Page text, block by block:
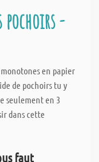
pochoirs -
en papier
de pochoirs tu y
seulement en 3
dans cette
faut